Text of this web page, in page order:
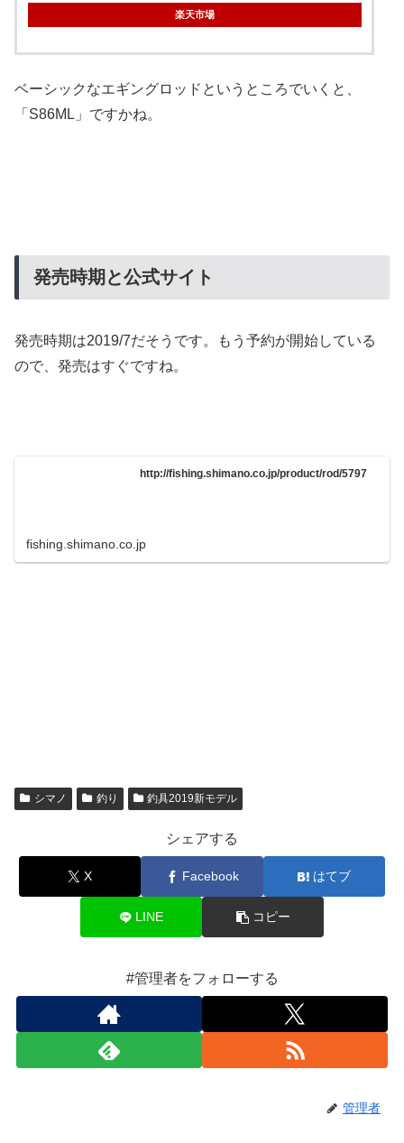
楽天市場
ベーシックなエギングロッドというところでいくと、
「S86ML」ですかね。
発売時期と公式サイト
発売時期は2019/7だそうです。もう予約が開始している
ので、発売はすぐですね。
http://fishing.shimano.co.jp/product/rod/5797
fishing.shimano.co.jp
シマノ 釣り 釣具2019新モデル
シェアする
X Facebook はてブ
LINE コピー
#管理者をフォローする
管理者